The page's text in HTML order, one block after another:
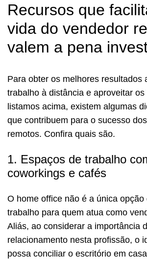
Recursos que
vida do vendedor
valem a pena
Para obter os melhores resultados
trabalho à distância e aproveitar
listamos acima, existem algumas
que contribuem para o sucesso
remotos. Confira quais são.
1. Espaços de trabalho
coworkings e cafés
O home office não é a única
trabalho para quem atua como
Aliás, ao considerar a importância
relacionamento nesta profissão, o
possa conciliar o escritório em